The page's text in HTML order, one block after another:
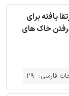
یافته برای
خاک های
فارسی: 29